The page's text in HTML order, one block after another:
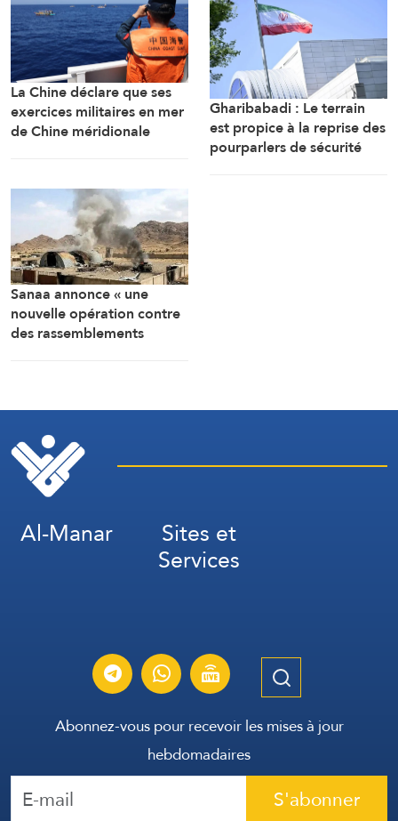
La Chine déclare que ses
exercices militaires en mer
de Chine méridionale
Philippines
Gharibabadi : Le terrain
est propice à la reprise des
pourparlers de sécurité
Sanaa annonce « une
nouvelle opération contre
des rassemblements
Al-Manar Sites et
Services
Abonnez-vous pour recevoir les mises à jour
hebdomadaires
S'abonner